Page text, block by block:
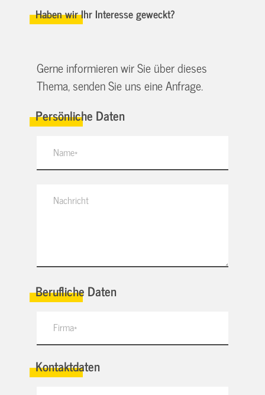
Haben wir Ihr Interesse geweckt?
Gerne informieren wir Sie über dieses
Thema, senden Sie uns eine Anfrage.
Persönliche Daten
Berufliche Daten
Kontaktdaten